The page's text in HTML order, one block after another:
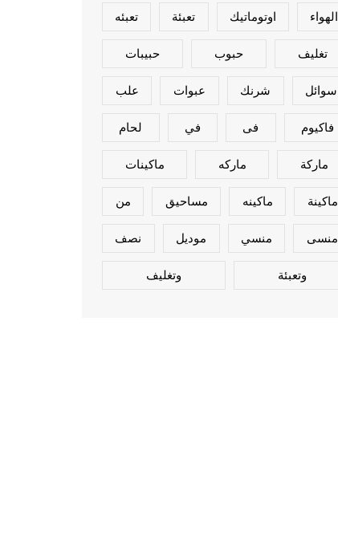
الهواء اوتوماتيك تعبئة تعبئه
تغليف حبوب حبيبات
سوائل شرنك عبوات علب
فاكيوم فى في لحام
ماركة ماركه ماكينات
ماكينة ماكينه مساحيق من
منسى منسي موديل نصف
وتعبئة وتغليف